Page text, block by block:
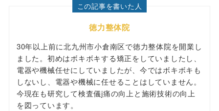
この記事を書いた人
徳力整体院
30年以上前に北九州市小倉南区で徳力整体院を開業し
ました。初めはボキボキする矯正をしていましたし、
電器や機械任せにしていましたが、今ではボキボキも
しないし、電器や機械に任せることはしていません。
今現在も研究して検査儀j痛の向上と施術技術の向上
を図っています。